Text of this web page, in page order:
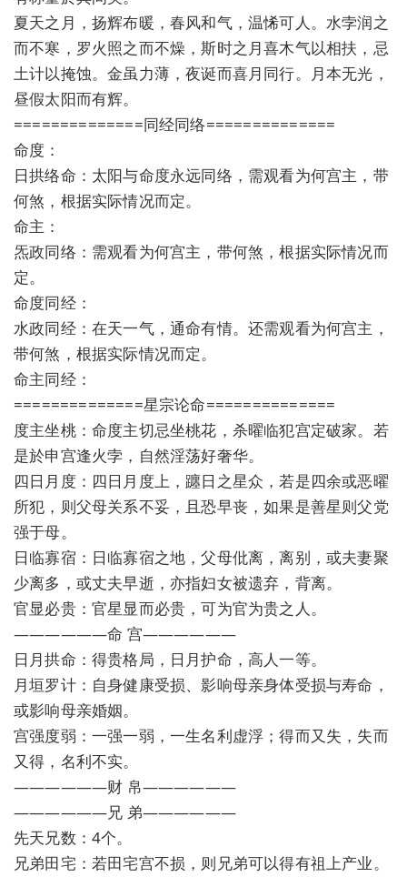
夏天之月，扬辉布暖，春风和气，温悕可人。水孛润之
而不寒，罗火照之而不燥，斯时之月喜木气以相扶，忌
土计以掩蚀。金虽力薄，夜诞而喜月同行。月本无光，
昼假太阳而有辉。
==============同经同络==============
命度：
日拱络命：太阳与命度永远同络，需观看为何宫主，带
何煞，根据实际情况而定。
命主：
炁政同络：需观看为何宫主，带何煞，根据实际情况而
定。
命度同经：
水政同经：在天一气，通命有情。还需观看为何宫主，
带何煞，根据实际情况而定。
命主同经：
==============星宗论命==============
度主坐桃：命度主切忌坐桃花，杀曜临犯宫定破家。若
是於申宫逢火孛，自然淫荡好奢华。
四日月度：四日月度上，躔日之星众，若是四余或恶曜
所犯，则父母关系不妥，且恐早丧，如果是善星则父党
强于母。
日临寡宿：日临寡宿之地，父母仳离，离别，或夫妻聚
少离多，或丈夫早逝，亦指妇女被遗弃，背离。
官显必贵：官星显而必贵，可为官为贵之人。
——————命 宫——————
日月拱命：得贵格局，日月护命，高人一等。
月垣罗计：自身健康受损、影响母亲身体受损与寿命，
或影响母亲婚姻。
宫强度弱：一强一弱，一生名利虚浮；得而又失，失而
又得，名利不实。
——————财 帛——————
——————兄 弟——————
先天兄数：4个。
兄弟田宅：若田宅宫不损，则兄弟可以得有祖上产业。